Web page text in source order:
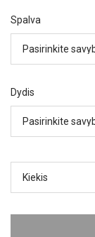
Spalva
Dydis
Kiekis